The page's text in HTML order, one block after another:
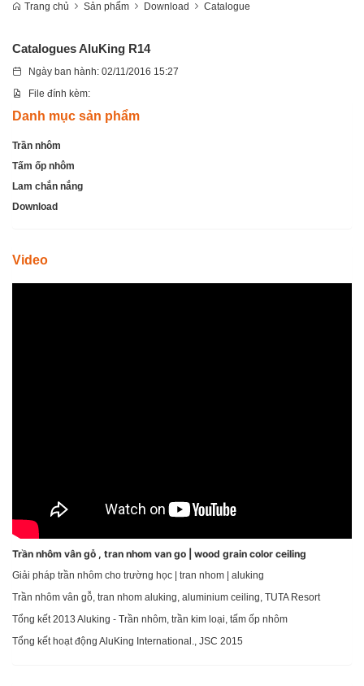
Trang chủ Sản phẩm Download Catalogue
Catalogues AluKing R14
Ngày ban hành: 02/11/2016 15:27
File đính kèm:
Danh mục sản phẩm
Trần nhôm
Tấm ốp nhôm
Lam chắn nắng
Download
Video
Trần nhôm vân gỗ , tran nhom van go | wood grain color ceiling
Giải pháp trần nhôm cho trường học | tran nhom | aluking
Trần nhôm vân gỗ, tran nhom aluking, aluminium ceiling, TUTA Resort
Tổng kết 2013 Aluking - Trần nhôm, trần kim loại, tấm ốp nhôm
Tổng kết hoạt động AluKing International., JSC 2015